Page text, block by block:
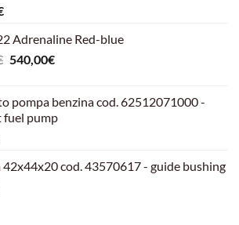
Adrenaline Red-blue
Il
era:
599,00€.
540,00€Il
è:
540,00€.
pompa benzina cod. 62512071000 -
fuel pump
42x44x20 cod. 43570617 - guide bushing